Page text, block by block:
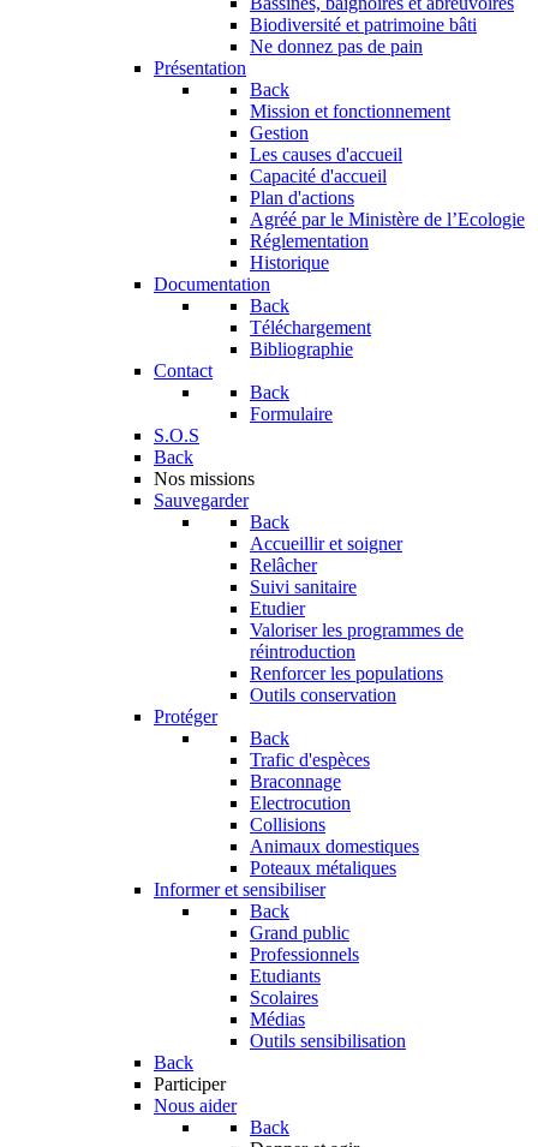
Biodiversité et patrimoine bâti
Ne donnez pas de pain
Présentation
Back
Mission et fonctionnement
Gestion
Les causes d'accueil
Capacité d'accueil
Plan d'actions
Agréé par le Ministère de l’Ecologie
Réglementation
Historique
Documentation
Back
Téléchargement
Bibliographie
Contact
Back
Formulaire
S.O.S
Back
Nos missions
Sauvegarder
Back
Accueillir et soigner
Relâcher
Suivi sanitaire
Etudier
Valoriser les programmes de
réintroduction
Renforcer les populations
Outils conservation
Protéger
Back
Trafic d'espèces
Braconnage
Electrocution
Collisions
Animaux domestiques
Poteaux métaliques
Informer et sensibiliser
Back
Grand public
Professionnels
Etudiants
Scolaires
Médias
Outils sensibilisation
Back
Participer
Nous aider
Back